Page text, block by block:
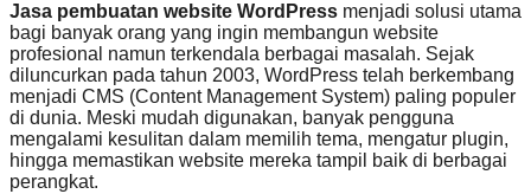
Jasa pembuatan website WordPress menjadi solusi utama
bagi banyak orang yang ingin membangun website
profesional namun terkendala berbagai masalah. Sejak
diluncurkan pada tahun 2003, WordPress telah berkembang
menjadi CMS (Content Management System) paling populer
di dunia. Meski mudah digunakan, banyak pengguna
mengalami kesulitan dalam memilih tema, mengatur plugin,
hingga memastikan website mereka tampil baik di berbagai
perangkat.